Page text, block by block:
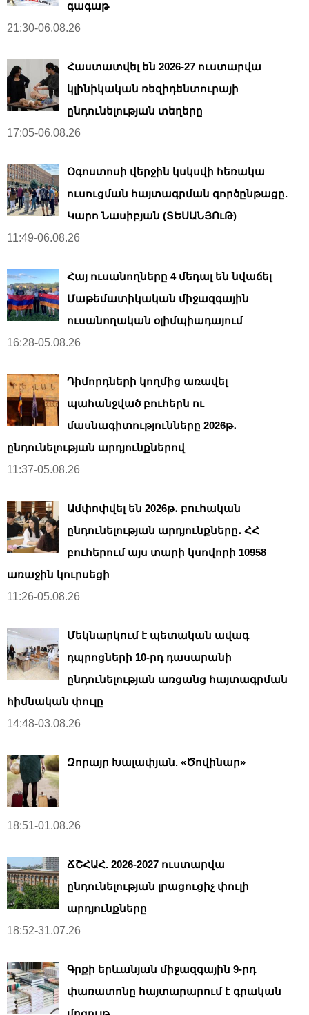
գագաթ
21:30-06.08.26
Հաստատվել են 2026-27 ուստարվա
կլինիկական ռեզիդենտուրայի
ընդունելության տեղերը
17:05-06.08.26
Օգոստոսի վերջին կսկսվի հեռակա
ուսուցման հայտագրման գործընթացը.
Կարո Նասիբյան (ՏԵՍԱՆՅՈւԹ)
11:49-06.08.26
Հայ ուսանողները 4 մեդալ են նվաճել
Մաթեմատիկական միջազգային
ուսանողական օլիմպիադայում
16:28-05.08.26
Դիմորդների կողմից առավել
պահանջված բուհերն ու
մասնագիտությունները 2026թ․
ընդունելության արդյունքներով
11:37-05.08.26
Ամփոփվել են 2026թ․ բուհական
ընդունելության արդյունքները․ ՀՀ
բուհերում այս տարի կսովորի 10958
առաջին կուրսեցի
11:26-05.08.26
Մեկնարկում է պետական ավագ
դպրոցների 10-րդ դասարանի
ընդունելության առցանց հայտագրման
հիմնական փուլը
14:48-03.08.26
Զորայր Խալափյան. «Ծովինար»
18:51-01.08.26
ՃՇՀԱՀ. 2026-2027 ուստարվա
ընդունելության լրացուցիչ փուլի
արդյունքները
18:52-31.07.26
Գրքի երևանյան միջազգային 9-րդ
փառատոնը հայտարարում է գրական